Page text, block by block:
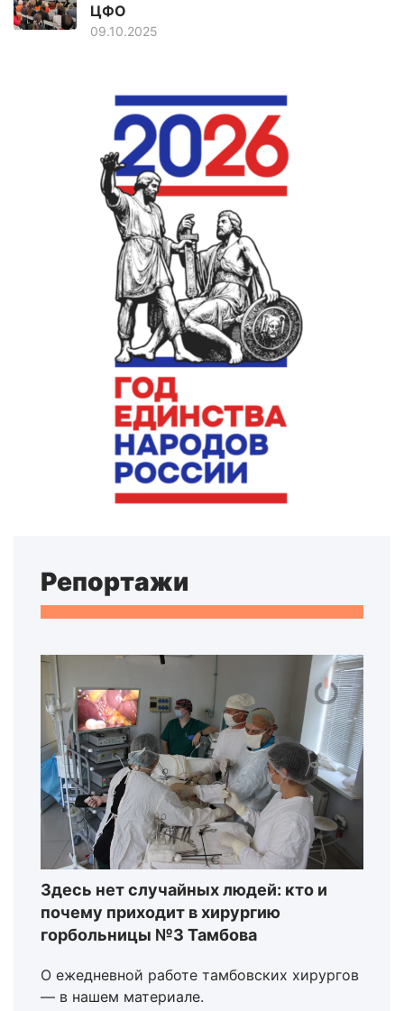
ЦФО
09.10.2025
Репортажи
Здесь нет случайных людей: кто и
почему приходит в хирургию
горбольницы №3 Тамбова
О ежедневной работе тамбовских хирургов
— в нашем материале.